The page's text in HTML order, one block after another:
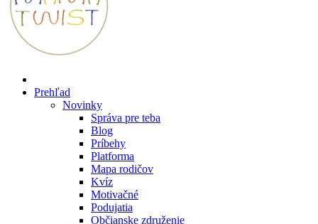
Prehľad
Novinky
Správa pre teba
Blog
Príbehy
Platforma
Mapa rodičov
Kvíz
Motivačné
Podujatia
Občianske združenie